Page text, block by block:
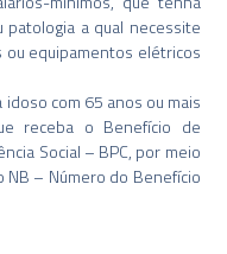
patologia a qual necessite
equipamentos elétricos
com 65 anos ou mais
receba o Benefício de
Social – BPC, por meio
NB – Número do Benefício